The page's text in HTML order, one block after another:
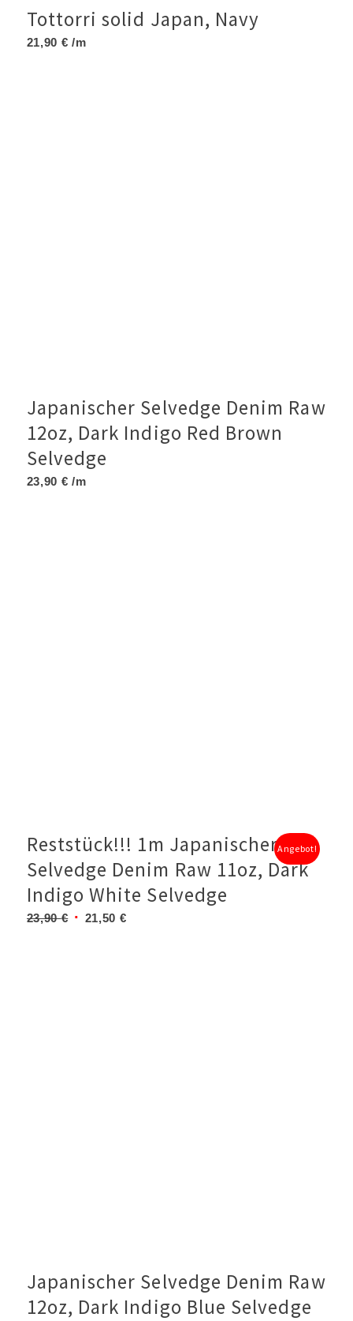
Tottorri solid Japan, Navy
21,90 € /m
Japanischer Selvedge Denim Raw
12oz, Dark Indigo Red Brown
Selvedge
23,90 € /m
Reststück!!! 1m Japanischer
Selvedge Denim Raw 11oz, Dark
Indigo White Selvedge
23,90€ Ursprünglicher
21,50 €Aktueller
Angebot!
Japanischer Selvedge Denim Raw
12oz, Dark Indigo Blue Selvedge